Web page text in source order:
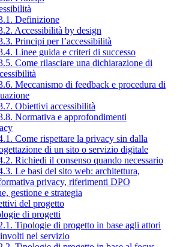
Definizione
Accessibilità by design
Principi per l’accessibilità
Linee guida e criteri di successo
Come rilasciare una dichiarazione di
Meccanismo di feedback e procedura di
Obiettivi accessibilità
Normativa e approfondimenti
Come rispettare la privacy sin dalla
di un sito o servizio digitale
Richiedi il consenso quando necessario
Le basi del sito web: architettura,
privacy, riferimenti DPO
gestione e strategia
del progetto
di progetti
Tipologie di progetto in base agli attori
nel servizio